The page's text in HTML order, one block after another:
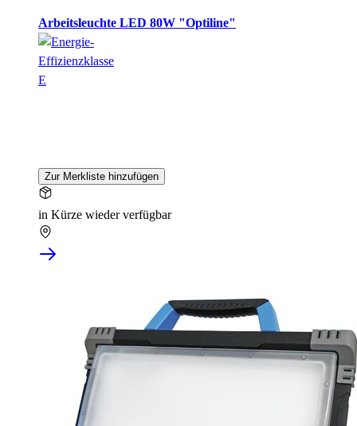
Arbeitsleuchte LED 80W "Optiline"
Zur Merkliste hinzufügen
in Kürze wieder verfügbar